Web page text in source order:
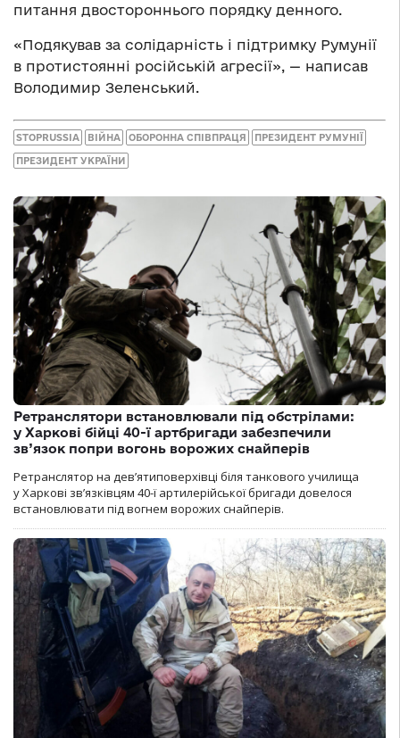
питання двостороннього порядку денного.
«Подякував за солідарність і підтримку Румунії
в протистоянні російській агресії», — написав
Володимир Зеленський.
STOPRUSSIA ВІЙНА ОБОРОННА СПІВПРАЦЯ ПРЕЗИДЕНТ РУМУНІЇ
ПРЕЗИДЕНТ УКРАЇНИ
Ретранслятори встановлювали під обстрілами:
у Харкові бійці 40-ї артбригади забезпечили
зв’язок попри вогонь ворожих снайперів
Ретранслятор на дев’ятиповерхівці біля танкового училища
у Харкові зв’язківцям 40-ї артилерійської бригади довелося
встановлювати під вогнем ворожих снайперів.